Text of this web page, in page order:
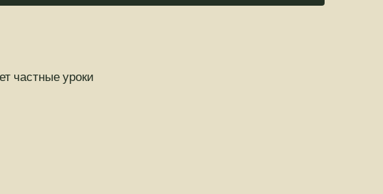
частные уроки